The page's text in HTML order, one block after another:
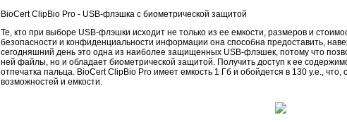
BioCert ClipBio Pro - USB-флэшка с биометрической защитой
Те, кто при выборе USB-флэшки исходит не только из ее емкости, размеров и
безопасности и конфиденциальности информации она способна предоставить,
сегодняшний день это одна из наиболее защищенных USB-флэшек, потому что
ней файлы, но и обладает биометрической защитой. Получить доступ к ее
отпечатка пальца. BioCert ClipBio Pro имеет емкость 1 Гб и обойдется в 130 у.е., что,
возможностей и емкости.